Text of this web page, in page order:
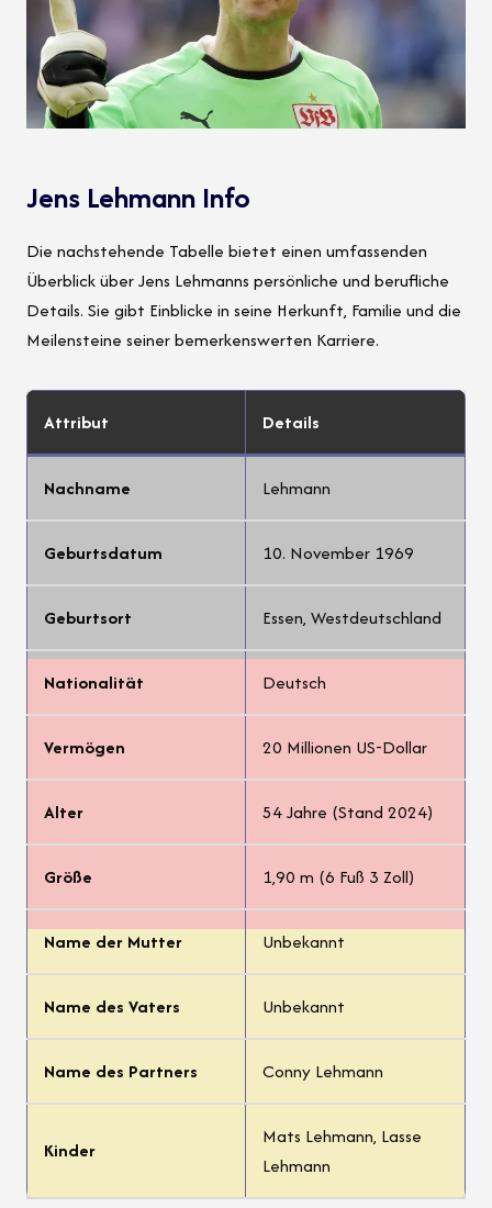
Jens Lehmann Info
Die nachstehende Tabelle bietet einen umfassenden
Überblick über Jens Lehmanns persönliche und berufliche
Details. Sie gibt Einblicke in seine Herkunft, Familie und die
Meilensteine seiner bemerkenswerten Karriere.
Attribut Details
Nachname Lehmann
Geburtsdatum 10. November 1969
Geburtsort Essen, Westdeutschland
Nationalität Deutsch
Vermögen 20 Millionen US-Dollar
Alter 54 Jahre (Stand 2024)
Größe 1,90 m (6 Fuß 3 Zoll)
Name der Mutter Unbekannt
Name des Vaters Unbekannt
Name des Partners Conny Lehmann
Kinder
Mats Lehmann, Lasse
Lehmann